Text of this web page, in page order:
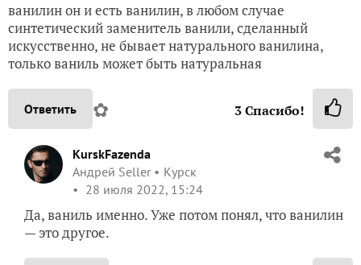
ванилин он и есть ванилин, в любом случае
синтетический заменитель ванили, сделанный
искусственно, не бывает натурального ванилина,
только ваниль может быть натуральная
Ответить ✿ 3Спасибо!
KurskFazenda
Андрей Seller
Курск
28 июля 2022, 15:24
Да, ваниль именно. Уже потом понял, что ванилин
— это другое.